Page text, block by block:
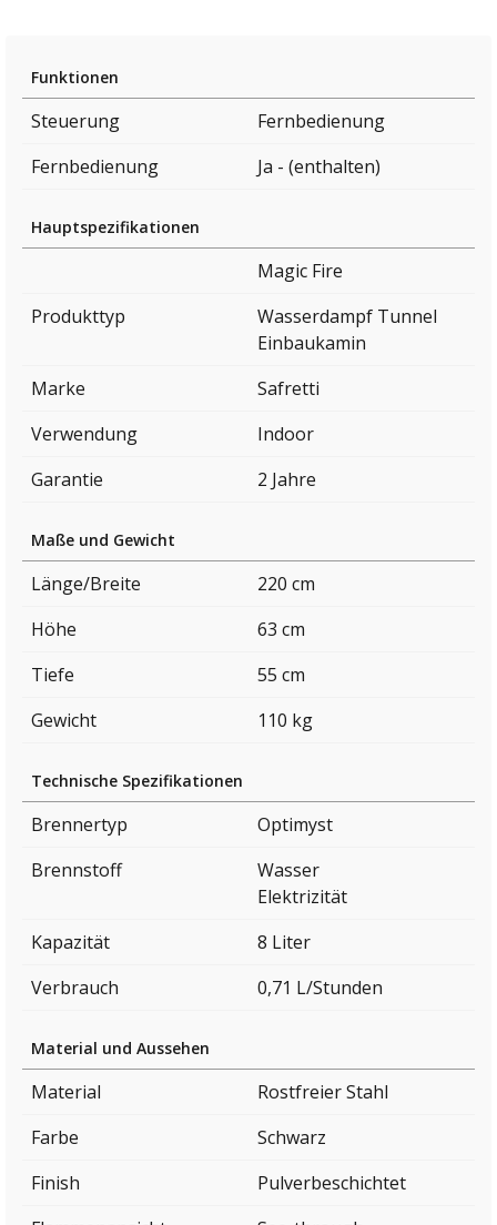
Funktionen
Steuerung
Fernbedienung
Fernbedienung
Ja - (enthalten)
Hauptspezifikationen
Magic Fire
Produkttyp
Wasserdampf Tunnel
Einbaukamin
Marke
Safretti
Verwendung
Indoor
Garantie
2 Jahre
Maße und Gewicht
Länge/Breite
220 cm
Höhe
63 cm
Tiefe
55 cm
Gewicht
110 kg
Technische Spezifikationen
Brennertyp
Optimyst
Brennstoff
Wasser
Elektrizität
Kapazität
8 Liter
Verbrauch
0,71 L/Stunden
Material und Aussehen
Material
Rostfreier Stahl
Farbe
Schwarz
Finish
Pulverbeschichtet